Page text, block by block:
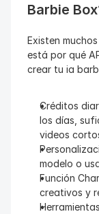
Barbie
Existen
está por qué
crear tu ia
Créditos
los días,
videos
modelo o
Función
creativos y